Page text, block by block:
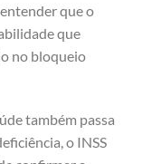
que o
que
no bloqueio
também passa
o INSS